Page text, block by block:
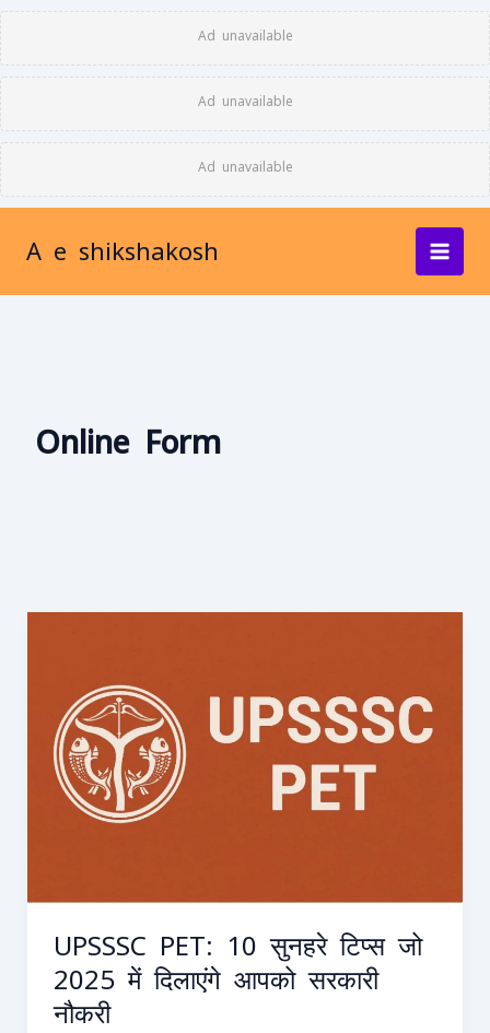
Ad unavailable
Ad unavailable
Ad unavailable
Skip
to
content
A e shikshakosh
Online Form
UPSSSC PET: 10 सुनहरे टिप्स जो
2025 में दिलाएंगे आपको सरकारी
नौकरी
सुनहरे
टिप्स
जो
2025
सरकारी